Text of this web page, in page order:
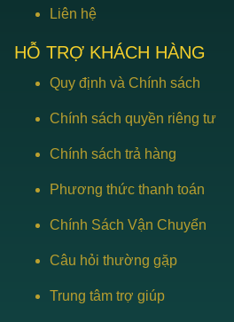
Liên hệ
HỖ TRỢ KHÁCH HÀNG
Quy định và Chính sách
Chính sách quyền riêng tư
Chính sách trả hàng
Phương thức thanh toán
Chính Sách Vận Chuyển
Câu hỏi thường gặp
Trung tâm trợ giúp